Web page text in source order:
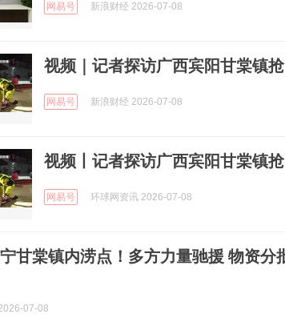
网易号 新浪财经 2026-07-08
视频｜记者探访广西宾阳甘棠镇
网易号 新浪财经 2026-07-08
视频丨记者探访广西宾阳甘棠镇
网易号 环球网资讯 2026-07-08
甘棠镇内涝点！多方力量驰援 物资分
07-08